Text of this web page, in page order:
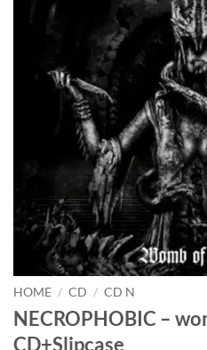
HOME / CD / CD N
NECROPHOBIC –
CD+Slipcase